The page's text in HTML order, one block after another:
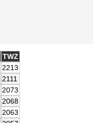
TWZ
2213
2111
2073
2068
2063